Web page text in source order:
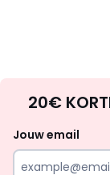
20€
Jouw email